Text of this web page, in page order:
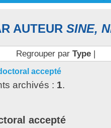
AUTEUR SINE,
Regrouper par Type|
accepté
archivés : 1.
accepté